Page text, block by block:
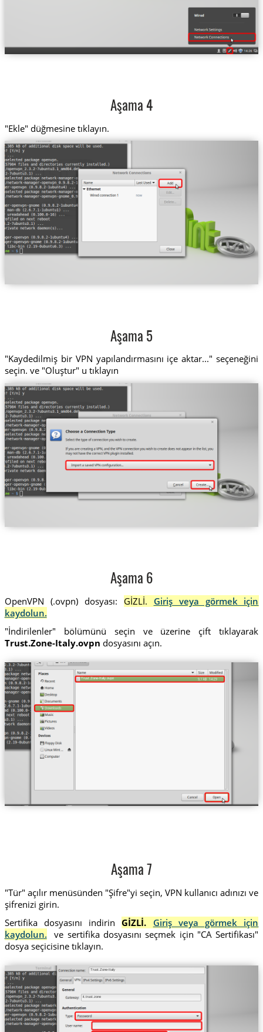
Aşama 4
"Ekle" düğmesine tıklayın.
Aşama 5
"Kaydedilmiş bir VPN yapılandırmasını içe aktar..." seçeneğini
seçin. ve "Oluştur" u tıklayın
Aşama 6
OpenVPN (.ovpn) dosyası: GİZLİ. Giriş veya görmek için
kaydolun.
"İndirilenler" bölümünü seçin ve üzerine çift tıklayarak
Trust.Zone-Italy.ovpn dosyasını açın.
Trust.Zone-Italy.ovpn
Aşama 7
"Tür" açılır menüsünden "Şifre"yi seçin, VPN kullanıcı adınızı ve
şifrenizi girin.
Sertifika dosyasını indirinGİZLİ. Giriş veya görmek için
kaydolun. ve sertifika dosyasını seçmek için "CA Sertifikası"
dosya seçicisine tıklayın.
Trust.Zone-Italy
it.trust.zone